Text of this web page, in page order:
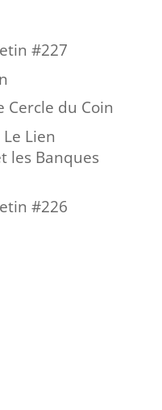
#227
Cercle du Coin
Lien
les Banques
#226